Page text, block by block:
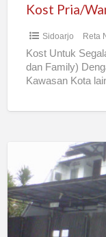
Sidoarjo Reta
Kost Untuk
dan Family)
Kawasan Kota
EXECUTIVE
DI
JEMURSARI
TIMUR